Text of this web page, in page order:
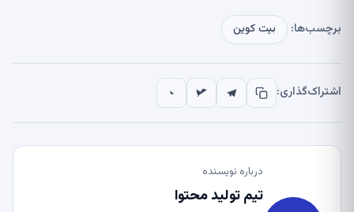
برچسب‌ها: بیت کوین
اشتراک‌گذاری:
درباره نویسنده
تیم تولید محتوا